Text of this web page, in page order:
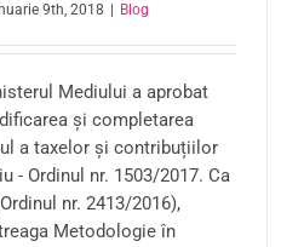
9th, 2018 Blog
Mediului a aprobat
și completarea
a taxelor și contribuțiilor
- Ordinul nr. 1503/2017. Ca
nr. 2413/2016),
Metodologie în